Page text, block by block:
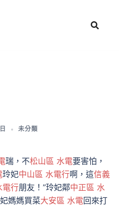
未分類
瑞，不松山區 水電要害怕，
玲妃中山區 水電行啊，這信義
電行朋友！”玲妃鄰中正區 水
媽媽買菜大安區 水電回來打